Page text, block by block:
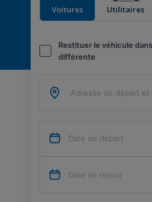
Voitures Utilitaires
Restituer le véhicule
différente